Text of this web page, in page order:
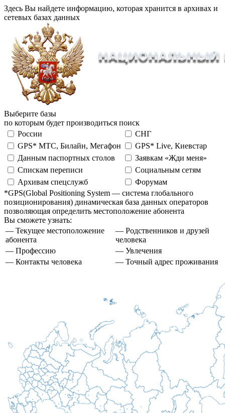
Здесь Вы найдете информацию, которая хранится в архивах и
сетевых базах данных
Выберите базы
по которым будет производиться поиск
России
СНГ
GPS* МТС, Билайн, Мегафон
GPS* Live, Киевстар
Данным паспортных столов
Заявкам «Жди меня»
Спискам переписи
Социальным сетям
Архивам спецслужб
Форумам
*GPS(Global Positioning System — система глобального
позиционирования) динамическая база данных операторов
позволяющая определить местоположение абонента
Вы сможете узнать:
— Текущее местоположение
абонента
— Родственников и друзей
человека
— Профессию
— Увлечения
— Контакты человека
— Точный адрес проживания